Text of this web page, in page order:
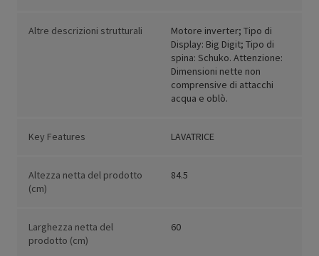
Altre descrizioni strutturali
Motore inverter; Tipo di
Display: Big Digit; Tipo di
spina: Schuko. Attenzione:
Dimensioni nette non
comprensive di attacchi
acqua e oblò.
Key Features LAVATRICE
Altezza netta del prodotto
(cm)
84.5
Larghezza netta del
prodotto (cm)
60